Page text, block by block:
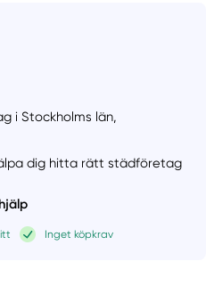
i Stockholms län,
dig hitta rätt städföretag
Inget köpkrav